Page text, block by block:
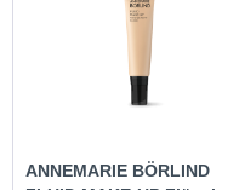
ANNEMARIE BÖRLIND